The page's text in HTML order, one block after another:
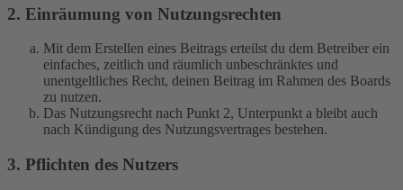
2. Einräumung von Nutzungsrechten
Mit dem Erstellen eines Beitrags erteilst du dem Betreiber ein
einfaches, zeitlich und räumlich unbeschränktes und
unentgeltliches Recht, deinen Beitrag im Rahmen des Boards
zu nutzen.
Das Nutzungsrecht nach Punkt 2, Unterpunkt a bleibt auch
nach Kündigung des Nutzungsvertrages bestehen.
3. Pflichten des Nutzers